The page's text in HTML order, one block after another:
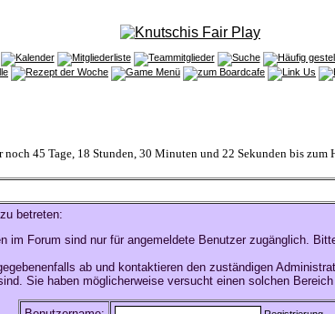
noch 45 Tage, 18 Stunden, 30 Minuten und 22 Sekunden bis zum
betreten:
im Forum sind nur für angemeldete Benutzer zugänglich.
ab und kontaktieren den zuständigen
Sie haben möglicherweise versucht einen solchen